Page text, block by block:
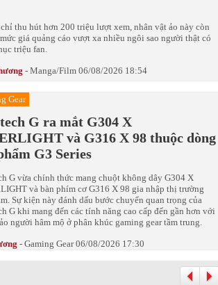
thu hút hơn 200 triệu lượt xem, nhân vật ảo này còn
giá quảng cáo vượt xa nhiều ngôi sao người thật có
triệu fan.
- Manga/Film 06/08/2026 18:54
Gear
G ra mắt G304 X
và G316 X 98 thuộc dòng
G3 Series
G vừa chính thức mang chuột không dây G304 X
và bàn phím cơ G316 X 98 gia nhập thị trường
Sự kiện này đánh dấu bước chuyển quan trọng của
G khi mang đến các tính năng cao cấp đến gần hơn với
người hâm mộ ở phân khúc gaming gear tầm trung.
- Gaming Gear06/08/2026 17:30